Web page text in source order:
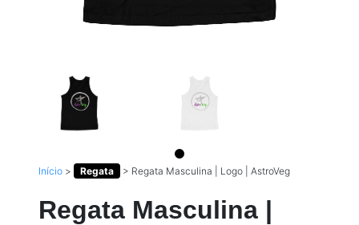
Início > Regata > Regata Masculina | Logo | AstroVeg
Regata Masculina |